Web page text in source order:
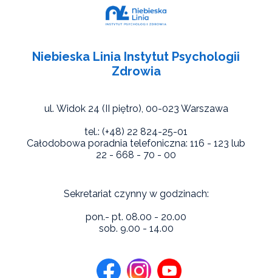
Niebieska Linia Instytut Psychologii
Zdrowia
ul. Widok 24 (II piętro), 00-023 Warszawa
tel.: (+48) 22 824-25-01
Całodobowa poradnia telefoniczna: 116 - 123 lub
22 - 668 - 70 - 00
Sekretariat czynny w godzinach:
pon.- pt. 08.00 - 20.00
sob. 9.00 - 14.00